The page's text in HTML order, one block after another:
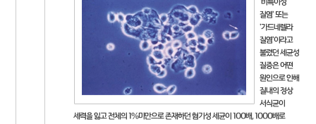
'비특이성
질염' 또는
'가드네렐라
질염'이라고
불렸던 세균성
질증은 어떤
원인으로 인해
질내의 정상
서식균이
세력을 잃고 전체의 1%미만으로 존재하던 혐기성 세균이 100배, 1000배로